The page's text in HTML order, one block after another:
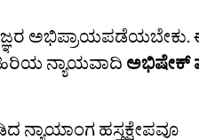
ಅಭಿಪ್ರಾಯಪಡೆಯಬೇಕು.
ಹಿರಿಯ ನ್ಯಾಯವಾದಿ ಅಭಿಷೇಕ್‌
ನ್ಯಾಯಾಂಗ ಹಸ್ತಕ್ಷೇಪವೂ